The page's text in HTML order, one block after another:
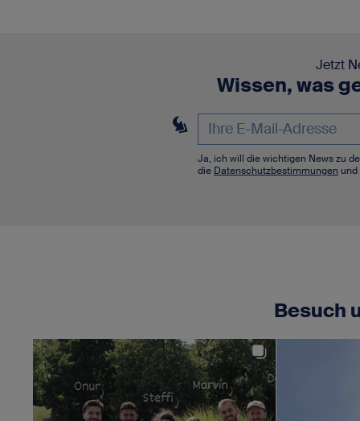
Jetzt
Wissen, was
Ja, ich will die wichtigen News zu
die Datenschutzbestimmungen
Besuch